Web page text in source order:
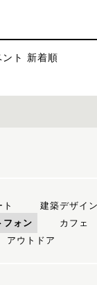
ト 新着順
ト 建築デザイン
フォン カフェ
アウトドア